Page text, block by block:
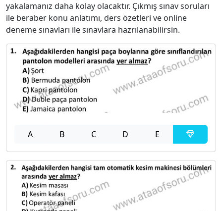
yakalamanız daha kolay olacaktır. Çıkmış sınav soruları
ile beraber konu anlatımı, ders özetleri ve online
deneme sınavları ile sınavlara hazrılanabilirsin.
A B C D E